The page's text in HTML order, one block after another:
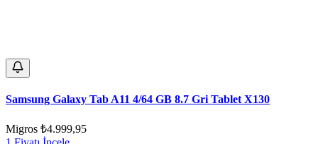
Samsung Galaxy Tab A11 4/64 GB 8.7 Gri Tablet X130
Migros ₺4.999,95